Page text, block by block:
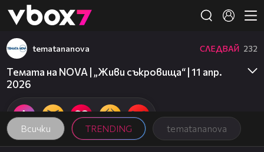
👾
Всички TRENDING tematananova
tematananova СЛЕДВАЙ 232
Темата на NOVA | „Живи съкровища“ | 11 апр.
2026
15:31